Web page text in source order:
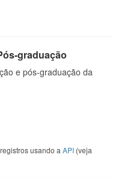
graduação
e pós-graduação da
usando a API (veja